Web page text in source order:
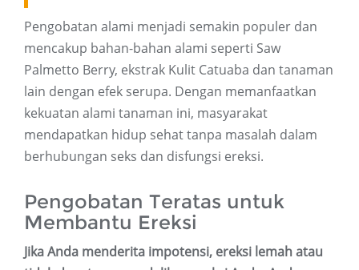
Pengobatan alami menjadi semakin populer dan
mencakup bahan-bahan alami seperti Saw
Palmetto Berry, ekstrak Kulit Catuaba dan tanaman
lain dengan efek serupa. Dengan memanfaatkan
kekuatan alami tanaman ini, masyarakat
mendapatkan hidup sehat tanpa masalah dalam
berhubungan seks dan disfungsi ereksi.
Pengobatan Teratas untuk
Membantu Ereksi
Jika Anda menderita impotensi, ereksi lemah atau